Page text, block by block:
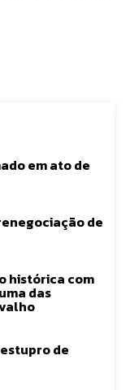
em ato de
de
histórica com
das
de